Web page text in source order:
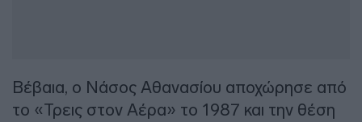
Βέβαια, ο Νάσος Αθανασίου αποχώρησε από
το «Τρεις στον Αέρα» το 1987 και την θέση